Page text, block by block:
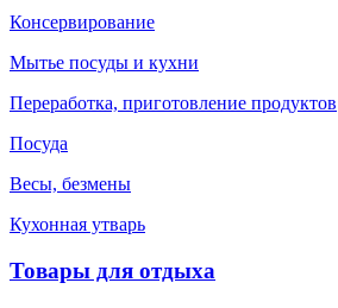
Консервирование
Мытье посуды и кухни
Переработка, приготовление продуктов
Посуда
Весы, безмены
Кухонная утварь
Товары для отдыха